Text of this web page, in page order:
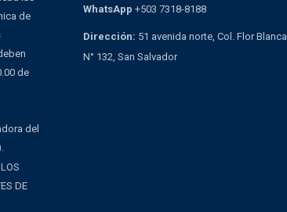
de
de
del
DE
WhatsApp +503 7318-8188
Dirección: 51 avenida norte, Col. Flor Blanca
N° 132, San Salvador